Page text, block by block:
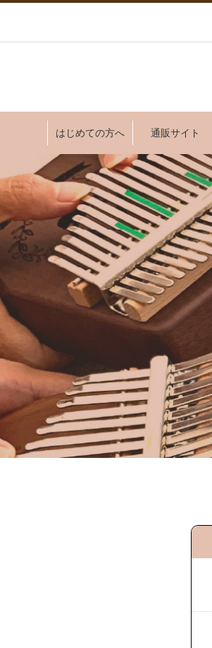
はじめての方へ 通販サイト